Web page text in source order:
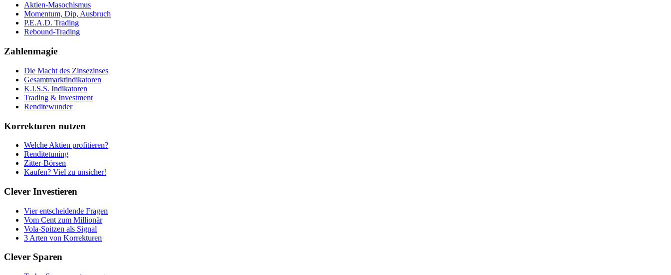
Aktien-Masochismus
Momentum, Dip, Ausbruch
P.E.A.D. Trading
Rebound-Trading
Zahlenmagie
Die Macht des Zinsezinses
Gesamtmarktindikatoren
K.I.S.S. Indikatoren
Trading & Investment
Renditewunder
Korrekturen nutzen
Welche Aktien profitieren?
Renditetuning
Zitter-Börsen
Kaufen? Viel zu unsicher!
Clever Investieren
Vier entscheidende Fragen
Vom Cent zum Millionär
Vola-Spitzen als Signal
3 Arten von Korrekturen
Clever Sparen